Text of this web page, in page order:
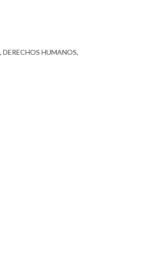
DERECHOS HUMANOS